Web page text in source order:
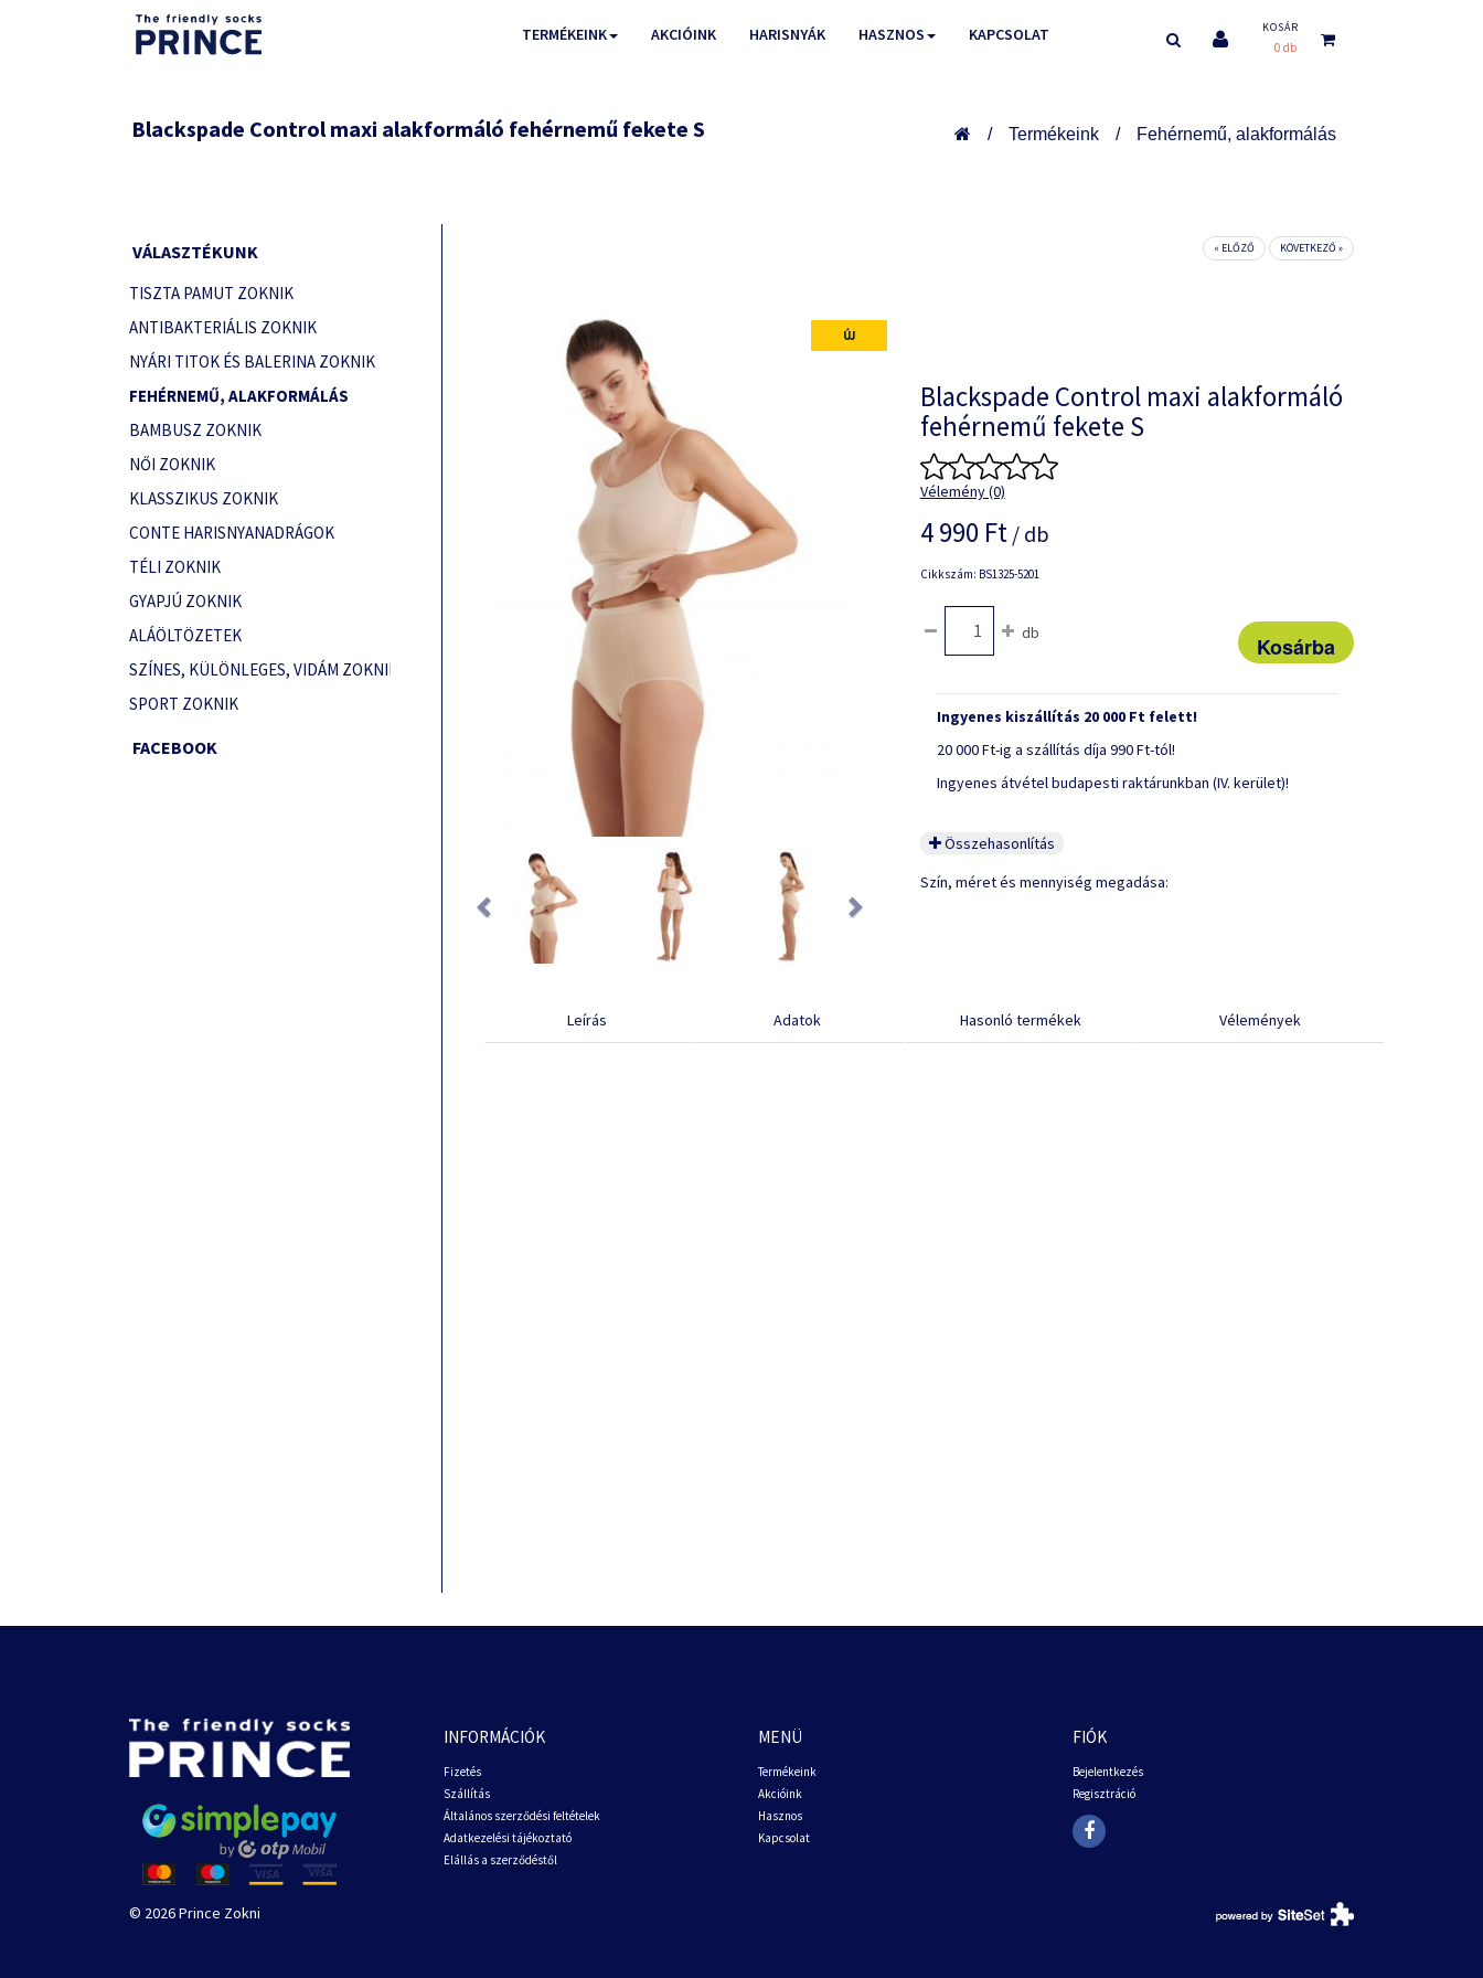
TERMÉKEINK AKCIÓINK HARISNYÁK HASZNOS KAPCSOLAT KOSÁR
0 db
Blackspade Control maxi alakformáló fehérnemű fekete S Termékeink Fehérnemű, alakformálás
VÁLASZTÉKUNK
TISZTA PAMUT ZOKNIK
ANTIBAKTERIÁLIS ZOKNIK
NYÁRI TITOK ÉS BALERINA ZOKNIK
FEHÉRNEMŰ, ALAKFORMÁLÁS
BAMBUSZ ZOKNIK
NŐI ZOKNIK
KLASSZIKUS ZOKNIK
CONTE HARISNYANADRÁGOK
TÉLI ZOKNIK
GYAPJÚ ZOKNIK
ALÁÖLTÖZETEK
SZÍNES, KÜLÖNLEGES, VIDÁM ZOKNIK
SPORT ZOKNIK
FACEBOOK
« ELŐZŐ KÖVETKEZŐ »
ÚJ
Previous
Blackspade Control maxi alakformáló
fehérnemű fekete S
Vélemény (0)
4 990 Ft/ db
Cikkszám: BS1325-5201
db
Ingyenes kiszállítás 20 000 Ft felett!
20 000 Ft-ig a szállítás díja 990 Ft-tól!
Ingyenes átvétel budapesti raktárunkban (IV. kerület)!
Összehasonlítás
Szín, méret és mennyiség megadása:
Leírás Adatok Hasonló termékek Vélemények
INFORMÁCIÓK
Fizetés
Szállítás
Általános szerződési feltételek
Adatkezelési tájékoztató
Elállás a szerződéstől
MENÜ
Termékeink
Akcióink
Hasznos
Kapcsolat
FIÓK
Bejelentkezés
Regisztráció
© 2026 Prince Zokni